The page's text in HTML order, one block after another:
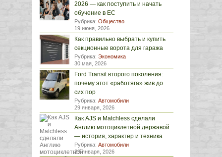
2026 — как поступить и начать
обучение в ЕС
Рубрика: Общество
19 июня, 2026
Как правильно выбрать и купить
секционные ворота для гаража
Рубрика: Экономика
30 мая, 2026
Ford Transit второго поколения:
почему этот «работяга» жив до
сих пор
Рубрика: Автомобили
29 января, 2026
Как AJS и Matchless сделали
Англию мотоциклетной державой
— история, характер и техника
Рубрика: Автомобили
29 января, 2026